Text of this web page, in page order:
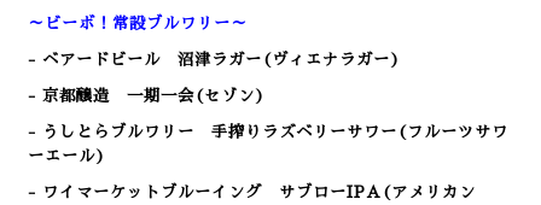
～ビーボ！常設ブルワリー～
- ベアードビール 沼津ラガー(ヴィエナラガー)
- 京都醸造 一期一会(セゾン)
- うしとらブルワリー 手搾りラズベリーサワー(フルーツサワ
ーエール)
- ワイマーケットブルーイング サブローIPA(アメリカン